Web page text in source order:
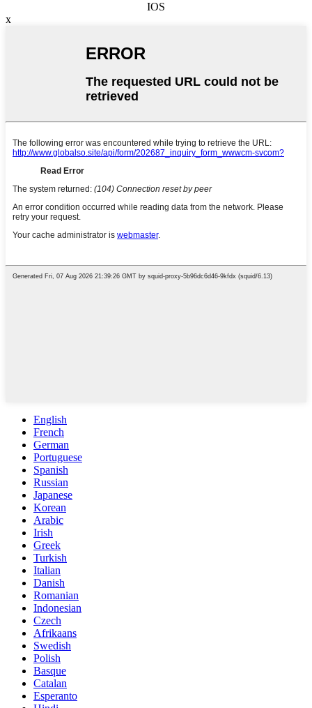
IOS
x
English
French
German
Portuguese
Spanish
Russian
Japanese
Korean
Arabic
Irish
Greek
Turkish
Italian
Danish
Romanian
Indonesian
Czech
Afrikaans
Swedish
Polish
Basque
Catalan
Esperanto